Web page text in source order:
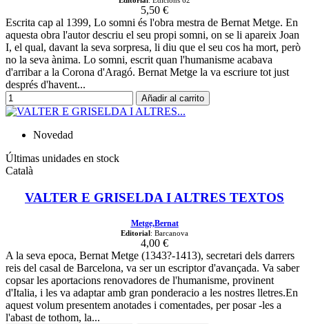
5,50 €
Escrita cap al 1399, Lo somni és l'obra mestra de Bernat Metge. En
aquesta obra l'autor descriu el seu propi somni, on se li apareix Joan
I, el qual, davant la seva sorpresa, li diu que el seu cos ha mort, però
no la seva ànima. Lo somni, escrit quan l'humanisme acabava
d'arribar a la Corona d'Aragó. Bernat Metge la va escriure tot just
després d'havent...
Añadir al carrito
Novedad
Últimas unidades en stock
Català
VALTER E GRISELDA I ALTRES TEXTOS
Metge,Bernat
Editorial: Barcanova
4,00 €
A la seva epoca, Bernat Metge (1343?-1413), secretari dels darrers
reis del casal de Barcelona, va ser un escriptor d'avançada. Va saber
copsar les aportacions renovadores de l'humanisme, provinent
d'Italia, i les va adaptar amb gran ponderacio a les nostres lletres.En
aquest volum presentem anotades i comentades, per posar -les a
l'abast de tothom, la...